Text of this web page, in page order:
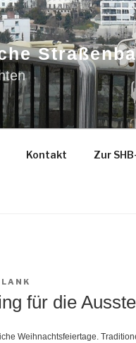
Kontakt Zur
für die
Weihnachtsfeiertage.